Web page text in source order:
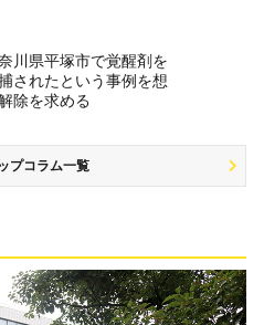
川県平塚市で覚醒剤を
されたという事例を想
除を求める
プコラム一覧